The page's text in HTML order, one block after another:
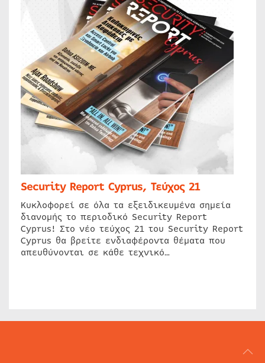
Security Report Cyprus, Τεύχος 21
Κυκλοφορεί σε όλα τα εξειδικευμένα σημεία
διανομής το περιοδικό Security Report
Cyprus! Στο νέο τεύχος 21 του Security Report
Cyprus θα βρείτε ενδιαφέροντα θέματα που
απευθύνονται σε κάθε τεχνικό…